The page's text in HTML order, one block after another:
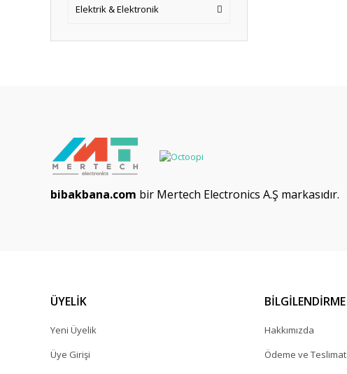
Elektrik & Elektronik
bibakbana.com bir Mertech Electronics A.Ş markasıdır.
ÜYELİK
Yeni Üyelik
Üye Girişi
BİLGİLENDİRME
Hakkımızda
Ödeme ve Teslimat